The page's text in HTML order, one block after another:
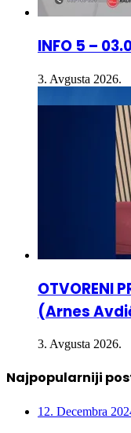
INFO 5 –
3. Avgusta 2026.
OTVORENI
(Arnes
3. Avgusta 2026.
Najpopularniji
12. Decembra